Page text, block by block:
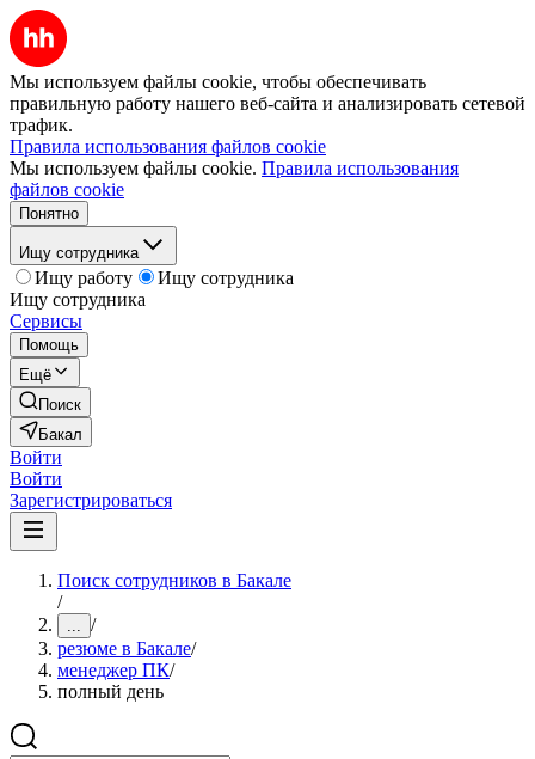
Мы используем файлы cookie, чтобы обеспечивать
правильную работу нашего веб-сайта и анализировать сетевой
трафик.
Правила использования файлов cookie
Мы используем файлы cookie. Правила использования
файлов cookie
Понятно
Ищу сотрудника
Ищу работу
Ищу сотрудника
Ищу сотрудника
Сервисы
Помощь
Ещё
Поиск
Бакал
Войти
Войти
Зарегистрироваться
Поиск сотрудников в Бакале
/
... /
резюме в Бакале/
менеджер ПК/
полный день